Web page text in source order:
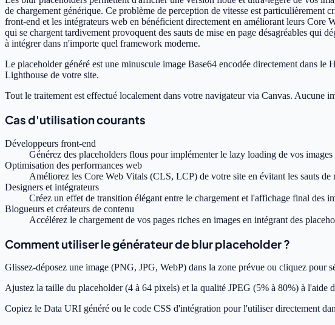
de chargement générique. Ce problème de perception de vitesse est particulièrement
front-end et les intégrateurs web en bénéficient directement en améliorant leurs
qui se chargent tardivement provoquent des sauts de mise en page désagréables qui
à intégrer dans n'importe quel framework moderne.
Le placeholder généré est une minuscule image Base64 encodée directement dans
Lighthouse de votre site.
Tout le traitement est effectué localement dans votre navigateur via Canvas. Aucune
Cas d'utilisation courants
Développeurs front-end
Générez des placeholders flous pour implémenter le lazy loading de vos
Optimisation des performances web
Améliorez les Core Web Vitals (CLS, LCP) de votre site en évitant les sauts de
Designers et intégrateurs
Créez un effet de transition élégant entre le chargement et l'affichage final des
Blogueurs et créateurs de contenu
Accélérez le chargement de vos pages riches en images en intégrant des
Comment utiliser le générateur de blur placeholder ?
Glissez-déposez une image (PNG, JPG, WebP) dans la zone prévue ou cliquez pour
Ajustez la taille du placeholder (4 à 64 pixels) et la qualité JPEG (5% à 80%) à l'aide
Copiez le Data URI généré ou le code CSS d'intégration pour l'utiliser directement